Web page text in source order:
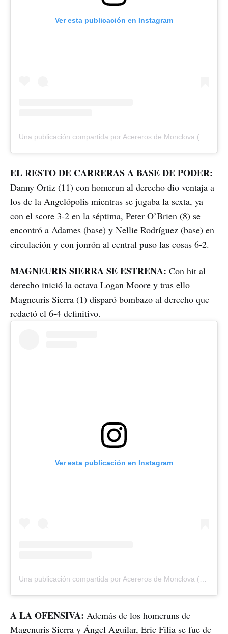
Ver esta publicación en Instagram
Una publicación compartida por Acereros de Monclova (@acererosoficial)
EL RESTO DE CARRERAS A BASE DE PODER:
Danny Ortiz (11) con homerun al derecho dio ventaja a
los de la Angelópolis mientras se jugaba la sexta, ya
con el score 3-2 en la séptima, Peter O’Brien (8) se
encontró a Adames (base) y Nellie Rodríguez (base) en
circulación y con jonrón al central puso las cosas 6-2.
MAGNEURIS SIERRA SE ESTRENA: Con hit al
derecho inició la octava Logan Moore y tras ello
Magneuris Sierra (1) disparó bombazo al derecho que
redactó el 6-4 definitivo.
Ver esta publicación en Instagram
A LA OFENSIVA: Además de los homeruns de
Magenuris Sierra y Ángel Aguilar, Eric Filia se fue de